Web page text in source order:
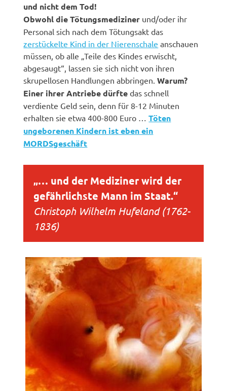
und nicht dem Tod!
Obwohl die Tötungsmediziner und/oder ihr
Personal sich nach dem Tötungsakt das
zerstückelte Kind in der Nierenschale anschauen
müssen, ob alle „Teile des Kindes erwischt,
abgesaugt“, lassen sie sich nicht von ihren
skrupellosen Handlungen abbringen.Warum?
Einer ihrer Antriebe dürfte das schnell
verdiente Geld sein, denn für 8-12 Minuten
erhalten sie etwa 400-800 Euro … Töten
ungeborenen Kindern ist eben ein
MORDSgeschäft
„… und der Mediziner wird der
gefährlichste Mann im Staat.“
Christoph Wilhelm Hufeland (1762-
1836)